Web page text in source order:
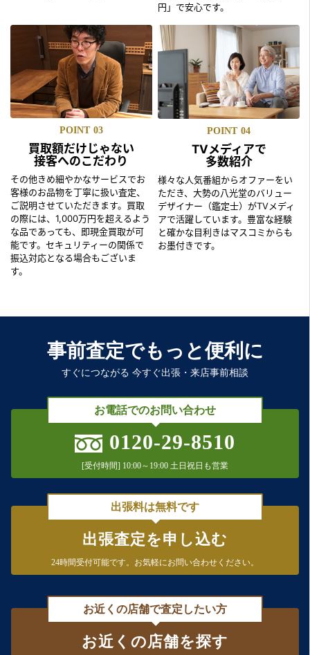
円」で安心です。
POINT 03
買取額だけじゃない
接客へのこだわり
その他きめ細やかなサービスでお
客様のお品物を丁寧に扱い査定、
ご説明させていただきます。買取
の際には、1,000万円を超えるよう
な品であっても、即現金買取が可
能です。セキュリティーの関係で
振込対応となる場合もございま
す。
POINT 04
TVメディアで
多数紹介
様々な人気番組からオファーをい
ただき、大勢の八光堂のバリュー
デザイナー（鑑定士）がTVメディ
アで活躍しています。豊富な経験
と確かな目利きはマスコミからも
お墨付きです。
事前査定でもっと便利に
すぐにつながる 今すぐ出張・来店事前相談
お電話でのお問い合わせ
0120-29-8510
[受付時間] 10:00～19:00 土日祝日も営業
出張料は無料です
出張査定を申し込む
24時間受付可能です。 お気軽にお問い合わせください。
お近くの店舗で査定したい方
お近くの店舗を探す